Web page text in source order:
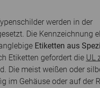
werden in der
Die Kennzeichnung
Etiketten aus
Etiketten gefordert die UL
Die meist weißen oder
im Gehäuse oder auf der